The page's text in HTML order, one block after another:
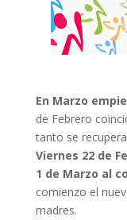
En Marzo
de Febrero
tanto se
Viernes 22 de
1 de Marzo al
comienzo el
madres.